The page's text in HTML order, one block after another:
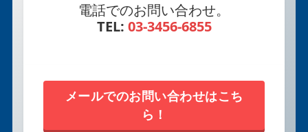
電話でのお問い合わせ。
TEL: 03-3456-6855
メールでのお問い合わせはこち
ら！